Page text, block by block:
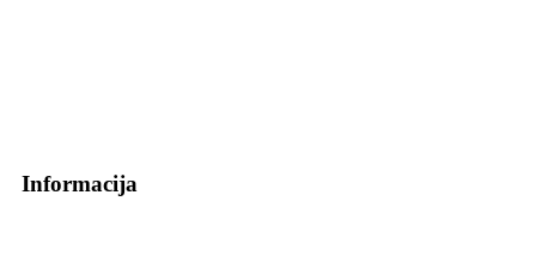
Informacija